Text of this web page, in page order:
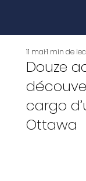
Douze
cargo
Ottawa
11 mai1 min de